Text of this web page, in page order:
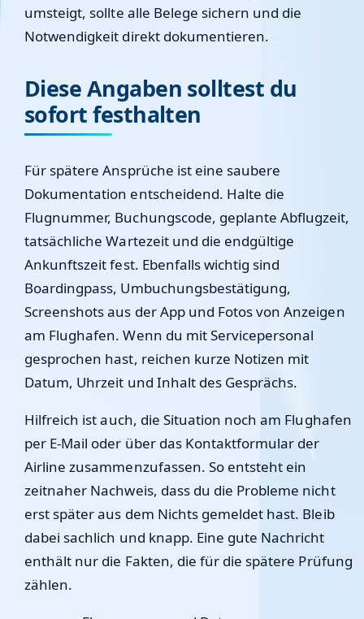
umsteigt, sollte alle Belege sichern und die
Notwendigkeit direkt dokumentieren.
Diese Angaben solltest du
sofort festhalten
Für spätere Ansprüche ist eine saubere
Dokumentation entscheidend. Halte die
Flugnummer, Buchungscode, geplante Abflugzeit,
tatsächliche Wartezeit und die endgültige
Ankunftszeit fest. Ebenfalls wichtig sind
Boardingpass, Umbuchungsbestätigung,
Screenshots aus der App und Fotos von Anzeigen
am Flughafen. Wenn du mit Servicepersonal
gesprochen hast, reichen kurze Notizen mit
Datum, Uhrzeit und Inhalt des Gesprächs.
Hilfreich ist auch, die Situation noch am Flughafen
per E-Mail oder über das Kontaktformular der
Airline zusammenzufassen. So entsteht ein
zeitnaher Nachweis, dass du die Probleme nicht
erst später aus dem Nichts gemeldet hast. Bleib
dabei sachlich und knapp. Eine gute Nachricht
enthält nur die Fakten, die für die spätere Prüfung
zählen.